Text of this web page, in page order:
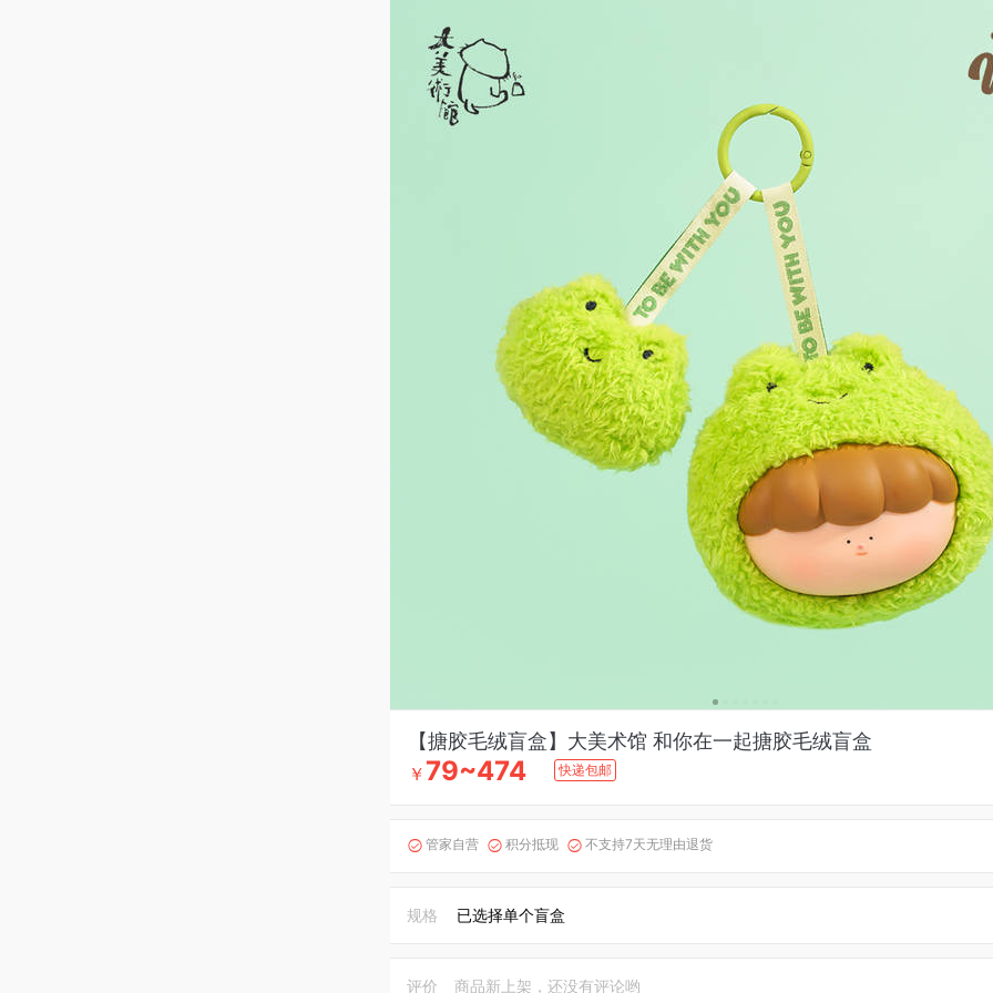
【搪胶毛绒盲盒】大美术馆 和你在一起搪胶毛绒盲盒
￥ 79~474 快递包邮
 管家自营  积分抵现  不支持7天无理由退货
规格 已选择单个盲盒
评价 商品新上架，还没有评论哟